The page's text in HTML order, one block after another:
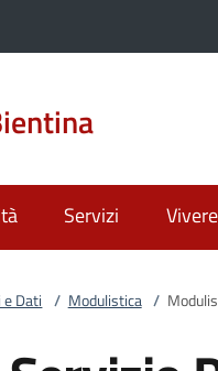
Servizi
Dati / Modulistica /